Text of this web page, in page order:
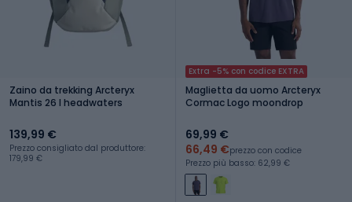
Zaino da trekking Arcteryx
Mantis 26 l headwaters
139,99 €
Prezzo consigliato dal produttore:
179,99 €
Extra -5% con codice EXTRA
Maglietta da uomo Arcteryx
Cormac Logo moondrop
69,99 €
66,49 €prezzo con codice
Prezzo più basso: 62,99 €